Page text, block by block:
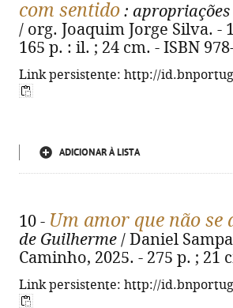
com sentido :
/ org. Joaquim Jorge Silva. -
165 p. : il. ; 24 cm. - ISBN
Link persistente: http://
ADICIONAR À LISTA
10 - Um amor que não se
de Guilherme / Daniel
Caminho, 2025. - 275 p. ; 21
Link persistente: http://